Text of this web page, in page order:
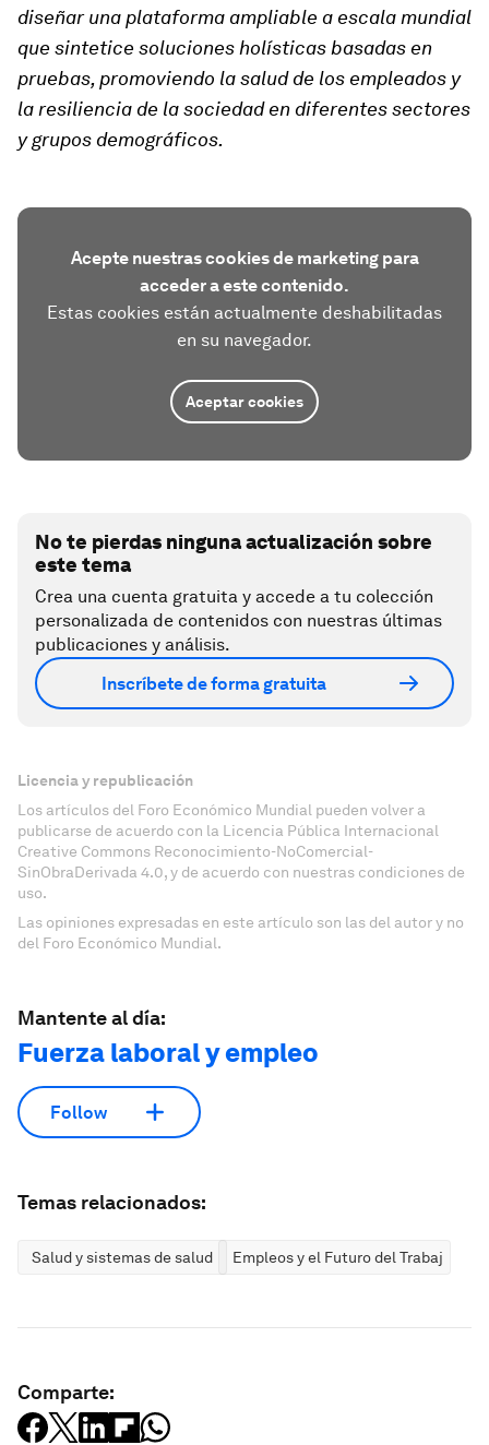
diseñar una plataforma ampliable a escala mundial
que sintetice soluciones holísticas basadas en
pruebas, promoviendo la salud de los empleados y
la resiliencia de la sociedad en diferentes sectores
y grupos demográficos.
Acepte nuestras cookies de marketing para
acceder a este contenido.
Estas cookies están actualmente deshabilitadas
en su navegador.
Aceptar cookies
No te pierdas ninguna actualización sobre
este tema
Crea una cuenta gratuita y accede a tu colección
personalizada de contenidos con nuestras últimas
publicaciones y análisis.
Inscríbete de forma gratuita
Licencia y republicación
Los artículos del Foro Económico Mundial pueden volver a
publicarse de acuerdo con la Licencia Pública Internacional
Creative Commons Reconocimiento-NoComercial-
SinObraDerivada 4.0, y de acuerdo con nuestras condiciones de
uso.
Las opiniones expresadas en este artículo son las del autor y no
del Foro Económico Mundial.
Mantente al día:
Fuerza laboral y empleo
Follow
Temas relacionados:
Salud y sistemas de salud Empleos y el Futuro del Trabajo
Comparte: